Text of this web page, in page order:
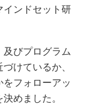
インドセット研
びプログラム
けているか、
フォローアッ
めました。